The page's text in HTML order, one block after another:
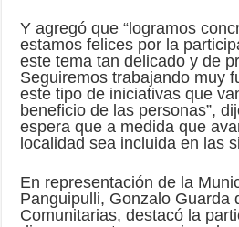
Y agregó que “logramos
estamos felices por la
este tema tan delicado y de
Seguiremos trabajando muy
este tipo de iniciativas que
beneficio de las personas”,
espera que a medida que
localidad sea incluida en las
En representación de la
Panguipulli, Gonzalo Guarda
Comunitarias, destacó la